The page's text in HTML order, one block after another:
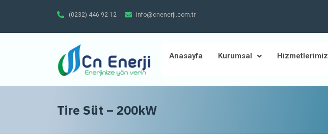
(0232) 446 92 12 info@cnenerji.com.tr
Anasayfa Kurumsal Hizmetlerimiz
Tire Süt – 200kW